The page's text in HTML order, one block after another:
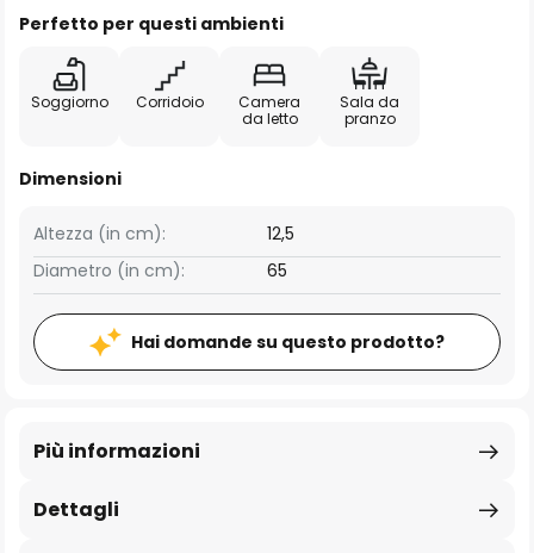
Perfetto per questi ambienti
Soggiorno Corridoio
Camera
da letto
Sala da
pranzo
Dimensioni
Altezza (in cm):
12,5
Diametro (in cm):
65
Hai domande su questo prodotto?
Dettagli
Più informazioni